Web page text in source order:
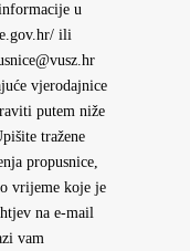
u
ili
vjerodajnice
putem niže
tražene
propusnice,
vrijeme koje je
na e-mail
vam